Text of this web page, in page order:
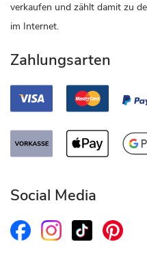
verkaufen und zählt damit zu
im Internet.
Zahlungsarten
Social Media